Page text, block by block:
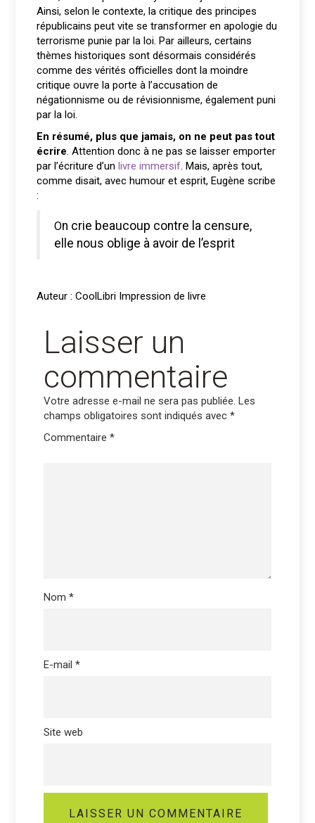
Ainsi, selon le contexte, la critique des principes
républicains peut vite se transformer en apologie du
terrorisme punie par la loi. Par ailleurs, certains
thèmes historiques sont désormais considérés
comme des vérités officielles dont la moindre
critique ouvre la porte à l’accusation de
négationnisme ou de révisionnisme, également puni
par la loi.
En résumé, plus que jamais, on ne peut pas tout
écrire. Attention donc à ne pas se laisser emporter
par l’écriture d’unlivre immersif. Mais, après tout,
comme disait, avec humour et esprit, Eugène scribe
:
On crie beaucoup contre la censure,
elle nous oblige à avoir de l’esprit
Auteur : CoolLibri Impression de livre
Laisser un
commentaire
Votre adresse e-mail ne sera pas publiée. Les
champs obligatoires sont indiqués avec*
Commentaire*
Nom*
E-mail*
Site web